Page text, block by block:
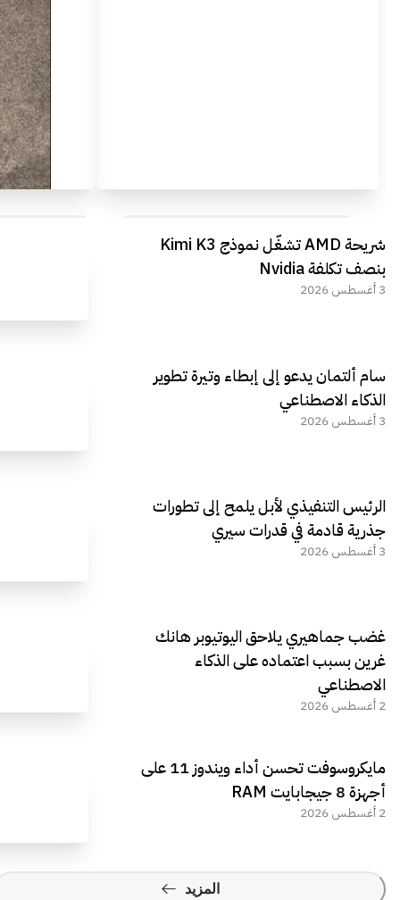
مراجعة شاملة لعملاق الألعاب
الجديد REDMAGIC 11 AIR
شريحة AMD تشغّل نموذج Kimi K3
بنصف تكلفة Nvidia
3 أغسطس 2026
سام ألتمان يدعو إلى إبطاء وتيرة تطوير
الذكاء الاصطناعي
3 أغسطس 2026
الرئيس التنفيذي لأبل يلمح إلى تطورات
جذرية قادمة في قدرات سيري
3 أغسطس 2026
غضب جماهيري يلاحق اليوتيوبر هانك
غرين بسبب اعتماده على الذكاء
الاصطناعي
2 أغسطس 2026
مايكروسوفت تحسن أداء ويندوز 11 على
أجهزة 8 جيجابايت RAM
2 أغسطس 2026
المزيد